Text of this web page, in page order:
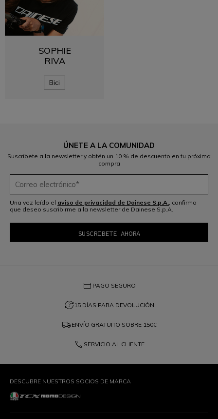
SOPHIE
RIVA
Bici
ÚNETE A LA COMUNIDAD
Suscríbete a la newsletter y obtén un 10 % de descuento en tu próxima
compra
Una vez leído el aviso de privacidad de Dainese S.p.A.
, confirmo
que deseo suscribirme a la newsletter de Dainese S.p.A.
credit_card PAGO SEGURO
question_exchange 15 DÍAS PARA DEVOLUCIÓN
local_shipping ENVÍO GRATUITO SOBRE 150€
phone SERVICIO AL CLIENTE
DESCUBRE NUESTROS SOCIOS DE MARCA